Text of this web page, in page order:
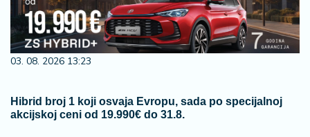
03. 08. 2026 13:23
Hibrid broj 1 koji osvaja Evropu, sada po specijalnoj
akcijskoj ceni od 19.990€ do 31.8.